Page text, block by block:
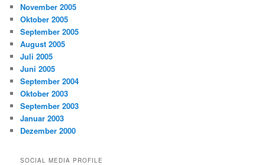
November 2005
Oktober 2005
September 2005
August 2005
Juli 2005
Juni 2005
September 2004
Oktober 2003
September 2003
Januar 2003
Dezember 2000
SOCIAL MEDIA PROFILE